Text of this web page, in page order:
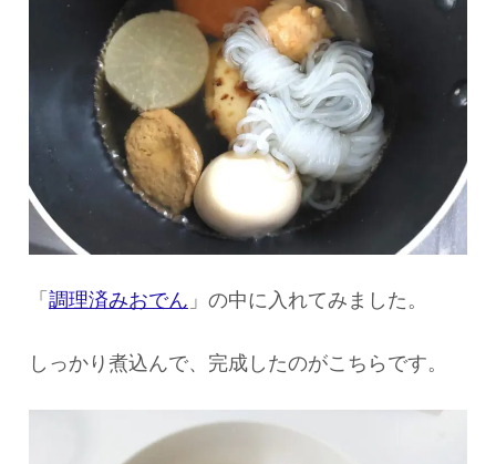
「 調理済みおでん 」の中に入れてみました。
しっかり煮込んで、完成したのがこちらです。